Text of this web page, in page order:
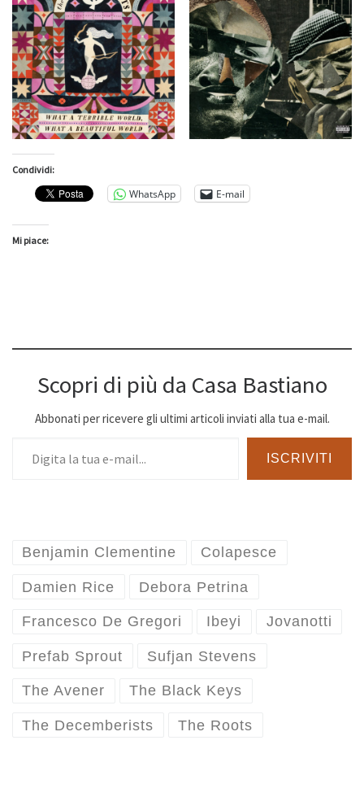
Condividi:
WhatsApp E-mail
Mi piace:
Scopri di più da Casa Bastiano
Abbonati per ricevere gli ultimi articoli inviati alla tua e-mail.
ISCRIVITI
Benjamin Clementine Colapesce
Damien Rice Debora Petrina
Francesco De Gregori Ibeyi Jovanotti
Prefab Sprout Sufjan Stevens
The Avener The Black Keys
The Decemberists The Roots